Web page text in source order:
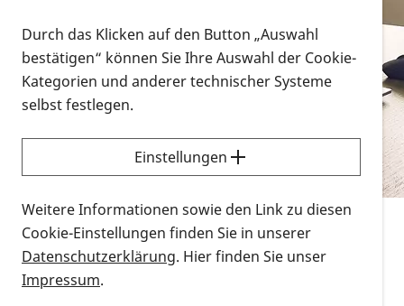
Vorlesen
Alle Infomaterialien in verschiedenen
Formaten an einem Ort
Sie möchten wissen, wie Sie nach Infonmaterial
suchen und dieses bestellen bzw. herunterladen
können? Schauen Sie sich dieErklärvideos zum
Thema Infomaterial auf der PRO RETINA-Website
für blinde und sehbehinderte Menschen an.
Auf dieser Seite finden Sie sämtliches Infomaterial
Durch das Klicken auf den Button „Auswahl
bestätigen“ können Sie Ihre Auswahl der Cookie-
Kategorien und anderer technischer Systeme
selbst festlegen.
Einstellungen
Weitere Informationen sowie den Link zu diesen
Cookie-Einstellungen finden Sie in unserer
Datenschutzerklärung. Hier finden Sie unser
Impressum.